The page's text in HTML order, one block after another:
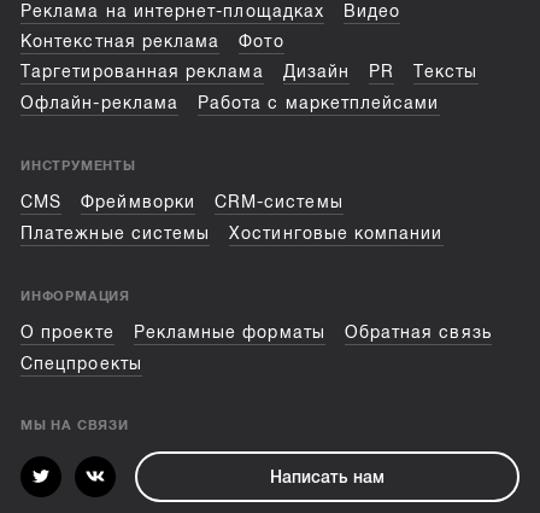
Реклама на интернет-площадках
Видео
Контекстная реклама
Фото
Таргетированная реклама
Дизайн PR
Тексты
Офлайн-реклама
Работа с маркетплейсами
ИНСТРУМЕНТЫ
CMS Фреймворки
CRM-системы
Платежные системы
Хостинговые компании
ИНФОРМАЦИЯ
О проекте Рекламные форматы
Обратная связь
Спецпроекты
МЫ НА СВЯЗИ
Написать нам